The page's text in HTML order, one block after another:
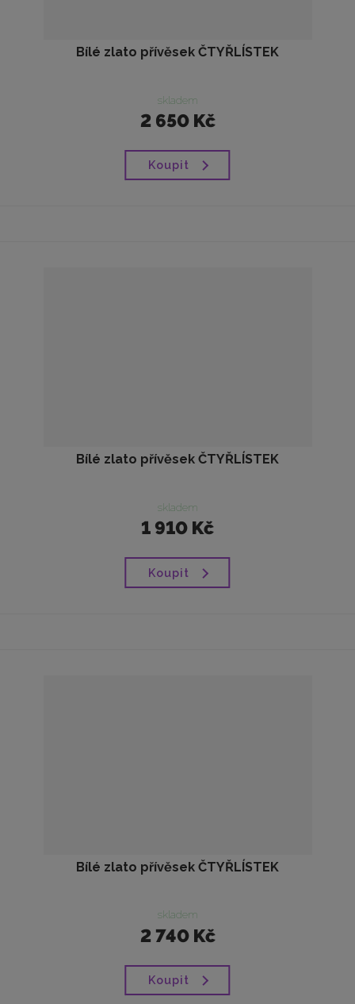
Bílé zlato přívěsek ČTYŘLÍSTEK
skladem
2 650 Kč
Koupit
Bílé zlato přívěsek ČTYŘLÍSTEK
skladem
1 910 Kč
Koupit
Bílé zlato přívěsek ČTYŘLÍSTEK
skladem
2 740 Kč
Koupit